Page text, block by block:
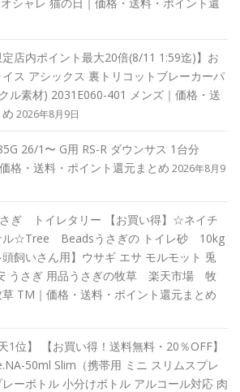
定店内ポイント最大20倍(8/11 1:59迄)】お
ス アシックス 裏トリコットブレーカーパ
ル素材) 2031E060-401 メンズ｜価格・送
2026年8月9日
26/1〜 G用 RS-R ダウンサス 1台分
格・送料・ポイント還元まとめ 2026年8月9
さぎ トイレタリー 【お買い得】☆ネイチ
ル☆Tree Beadsうさぎの トイレ砂 10kg
飼いさん用】ウサギ エサ モルモット 兎
うさぎ 用品うさぎの牧草 楽天市場 牧
｜価格・送料・ポイント還元まとめ
1位】 【お買い得！送料無料・20％OFF】
50ml Slim（携帯用 ミニ スリムスプレ
ーボトル 小分けボトル アルコール対応 肉